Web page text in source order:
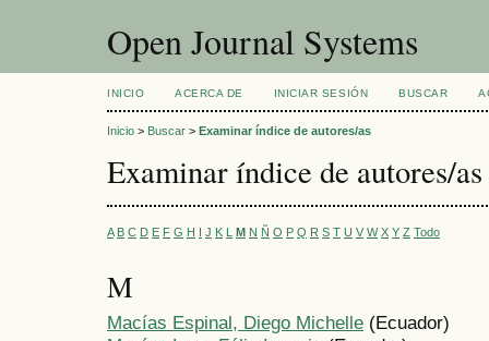
Open Journal Systems
INICIO ACERCA DE INICIAR SESIÓN BUSCAR
Inicio > Buscar > Examinar índice de autores/as
Examinar índice de autores/as
A B C D E F G H I J K L M N Ñ O P Q R S T U V W X Y Z Todo
M
Macías Espinal, Diego Michelle (Ecuador)